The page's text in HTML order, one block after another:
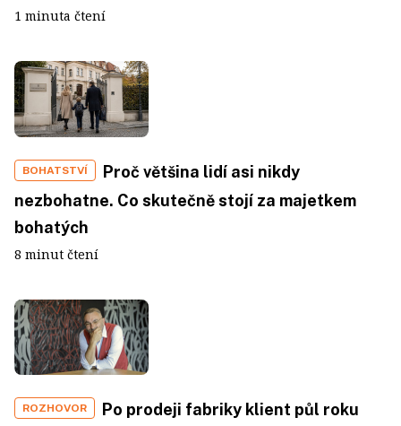
1 minuta čtení
BOHATSTVÍ
Proč většina lidí asi nikdy
nezbohatne. Co skutečně stojí za majetkem
bohatých
8 minut čtení
ROZHOVOR
Po prodeji fabriky klient půl roku